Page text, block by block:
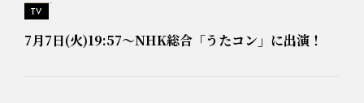
TV
7月7日(火)19:57～NHK総合「うたコン」に出演！